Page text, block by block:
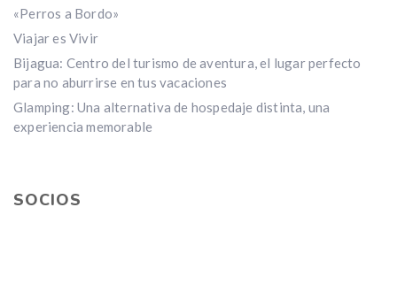
«Perros a Bordo»
Viajar es Vivir
Bijagua: Centro del turismo de aventura, el lugar perfecto
para no aburrirse en tus vacaciones
Glamping: Una alternativa de hospedaje distinta, una
experiencia memorable
SOCIOS